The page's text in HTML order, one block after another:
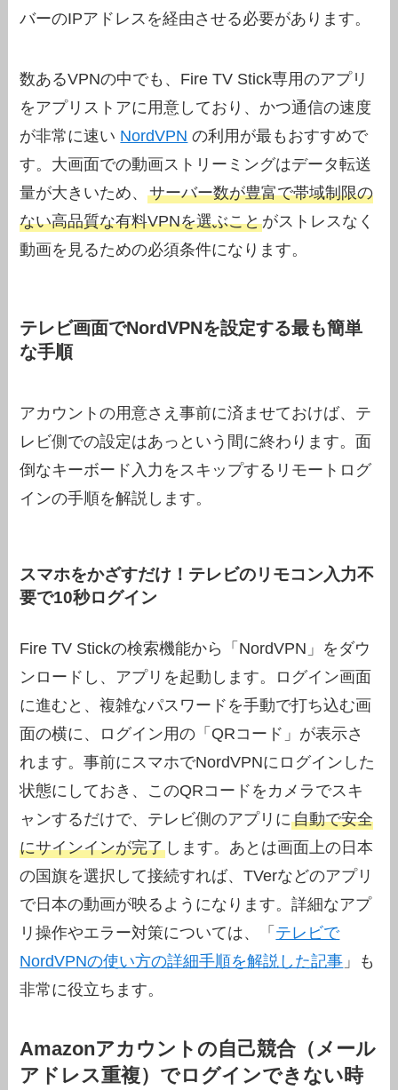
バーのIPアドレスを経由させる必要があります。
数あるVPNの中でも、Fire TV Stick専用のアプリ
をアプリストアに用意しており、かつ通信の速度
が非常に速い NordVPN の利用が最もおすすめで
す。大画面での動画ストリーミングはデータ転送
量が大きいため、サーバー数が豊富で帯域制限の
ない高品質な有料VPNを選ぶことがストレスなく
動画を見るための必須条件になります。
テレビ画面でNordVPNを設定する最も簡単
な手順
アカウントの用意さえ事前に済ませておけば、テ
レビ側での設定はあっという間に終わります。面
倒なキーボード入力をスキップするリモートログ
インの手順を解説します。
スマホをかざすだけ！テレビのリモコン入力不
要で10秒ログイン
Fire TV Stickの検索機能から「NordVPN」をダウ
ンロードし、アプリを起動します。ログイン画面
に進むと、複雑なパスワードを手動で打ち込む画
面の横に、ログイン用の「QRコード」が表示さ
れます。事前にスマホでNordVPNにログインした
状態にしておき、このQRコードをカメラでスキ
ャンするだけで、テレビ側のアプリに自動で安全
にサインインが完了 します。あとは画面上の日本
の国旗を選択して接続すれば、TVerなどのアプリ
で日本の動画が映るようになります。詳細なアプ
リ操作やエラー対策については、「 テレビで
NordVPNの使い方の詳細手順を解説した記事 」も
非常に役立ちます。
Amazonアカウントの自己競合（メール
アドレス重複）でログインできない時